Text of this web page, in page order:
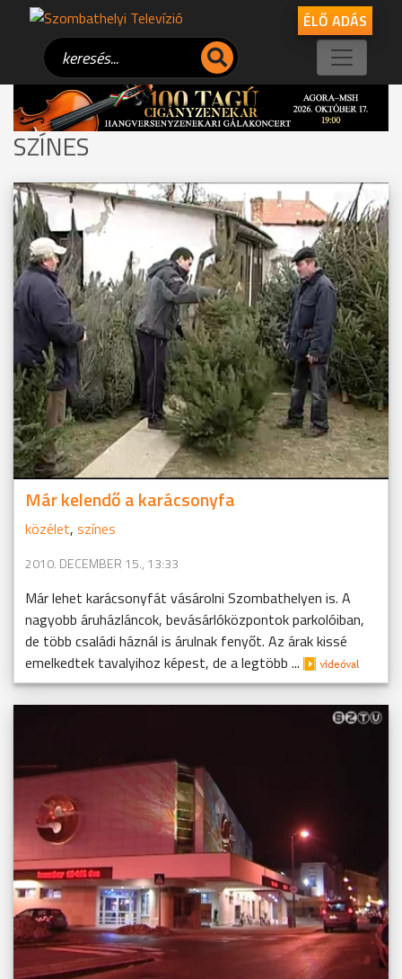
ÉLŐ ADÁS
SZÍNES
Már kelendő a karácsonyfa
közélet, színes
2010. DECEMBER 15., 13:33
Már lehet karácsonyfát vásárolni Szombathelyen is. A
nagyobb áruházláncok, bevásárlóközpontok parkolóiban,
de több családi háznál is árulnak fenyőt. Az árak kissé
emelkedtek tavalyihoz képest, de a legtöbb ...